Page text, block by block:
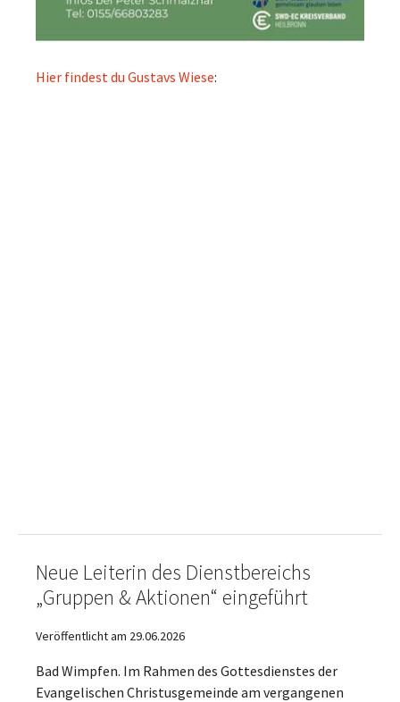
Hier findest du Gustavs Wiese:
Neue Leiterin des Dienstbereichs
„Gruppen & Aktionen“ eingeführt
Veröffentlicht am 29.06.2026
Bad Wimpfen. Im Rahmen des Gottesdienstes der
Evangelischen Christusgemeinde am vergangenen